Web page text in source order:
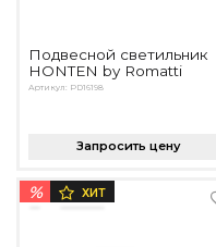
Все категории товаров
Бренды
Подвесной светильник
HONTEN by Romatti
Артикул: PD16198
Запросить цену
% ХИТ